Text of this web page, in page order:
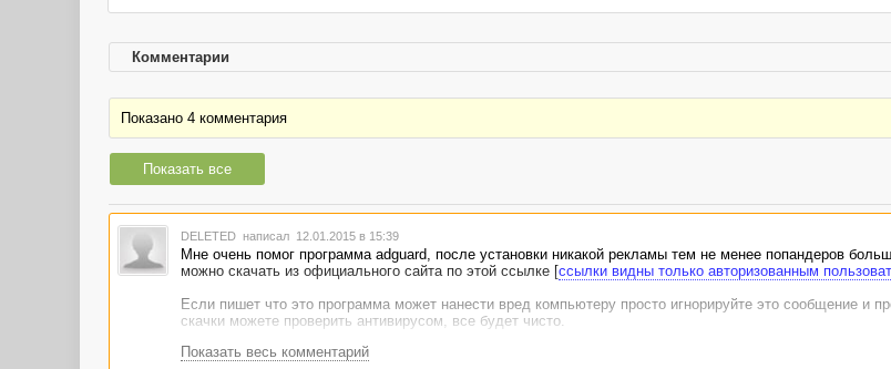
Комментарии
Показано 4 комментария
Показать все
DELETED написал 12.01.2015 в 15:39
Мне очень помог программа adguard, после установки никакой рекламы тем не менее попандеров
можно скачать из официального сайта по этой ссылке [ссылки видны только авторизованным
Если пишет что это программа может нанести вред компьютеру просто игнорируйте это сообщение и
скачки можете проверить антивирусом, все будет чисто.
Показать весь комментарий